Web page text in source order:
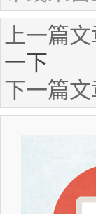
上一篇文
一下
下一篇文